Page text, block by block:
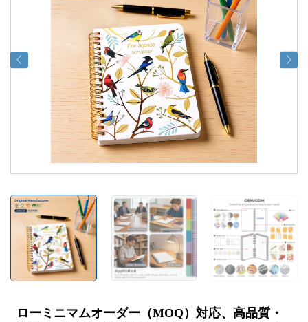
ローミニマムオーダー（MOQ）対応、高品質・